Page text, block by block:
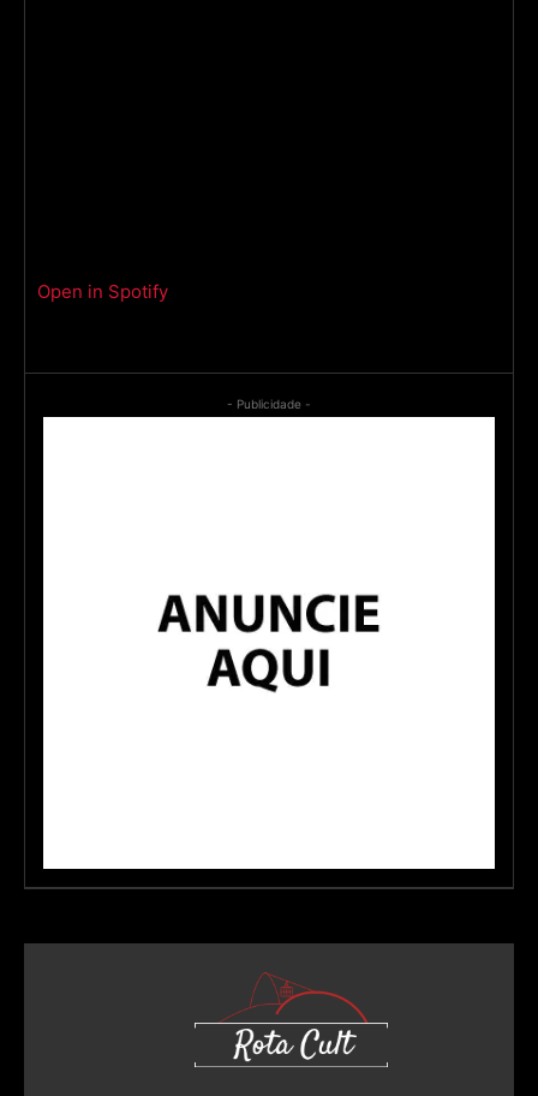
Open in Spotify
- Publicidade -